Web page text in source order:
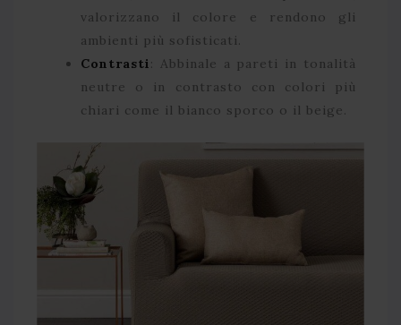
valorizzano il colore e rendono gli
ambienti più sofisticati.
Contrasti: Abbinale a pareti in tonalità
neutre o in contrasto con colori più
chiari come il bianco sporco o il beige.